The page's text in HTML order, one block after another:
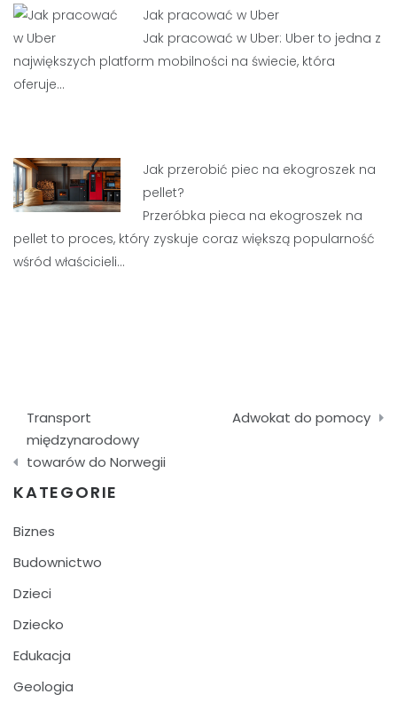
Jak pracować w Uber
Jak pracować w Uber: Uber to jedna z
największych platform mobilności na świecie, która
oferuje…
Jak przerobić piec na ekogroszek na
pellet?
Przeróbka pieca na ekogroszek na
pellet to proces, który zyskuje coraz większą popularność
wśród właścicieli…
wpisu
Transport
międzynarodowy
towarów do Norwegii
Adwokat do pomocy
KATEGORIE
Biznes
Budownictwo
Dzieci
Dziecko
Edukacja
Geologia